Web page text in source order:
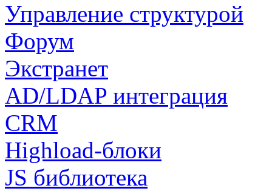
Управление структурой
Форум
Экстранет
AD/LDAP интеграция
CRM
Highload-блоки
JS библиотека